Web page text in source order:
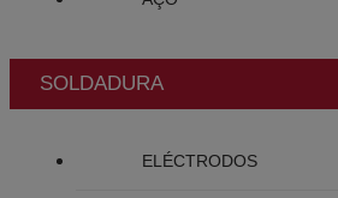
SOLDADURA
ELÉCTRODOS